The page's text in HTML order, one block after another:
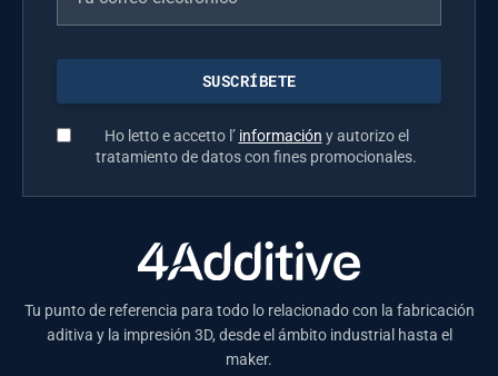
Ho letto e accetto l’ información y autorizo el
tratamiento de datos con fines promocionales.
Tu punto de referencia para todo lo relacionado con la fabricación
aditiva y la impresión 3D, desde el ámbito industrial hasta el
maker.